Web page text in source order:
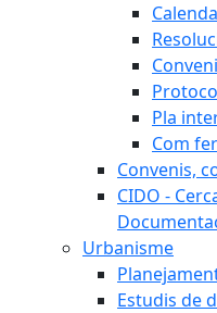
Pla
Com
Convenis,
CIDO -
Urbanisme
Estudis de